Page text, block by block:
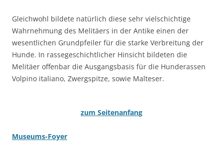
Gleichwohl bildete natürlich diese sehr vielschichtige
Wahrnehmung des Melitäers in der Antike einen der
wesentlichen Grundpfeiler für die starke Verbreitung der
Hunde. In rassegeschichtlicher Hinsicht bildeten die
Melitäer offenbar die Ausgangsbasis für die Hunderassen
Volpino italiano, Zwergspitze, sowie Malteser.
zum Seitenanfang
Museums-Foyer